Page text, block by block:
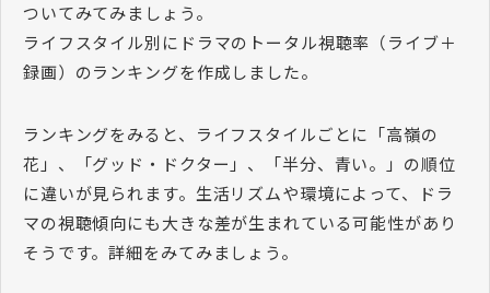
ついてみてみましょう。
ライフスタイル別にドラマのトータル視聴率（ライブ＋
録画）のランキングを作成しました。
ランキングをみると、ライフスタイルごとに「高嶺の
花」、「グッド・ドクター」、「半分、青い。」の順位
に違いが見られます。生活リズムや環境によって、ドラ
マの視聴傾向にも大きな差が生まれている可能性があり
そうです。詳細をみてみましょう。